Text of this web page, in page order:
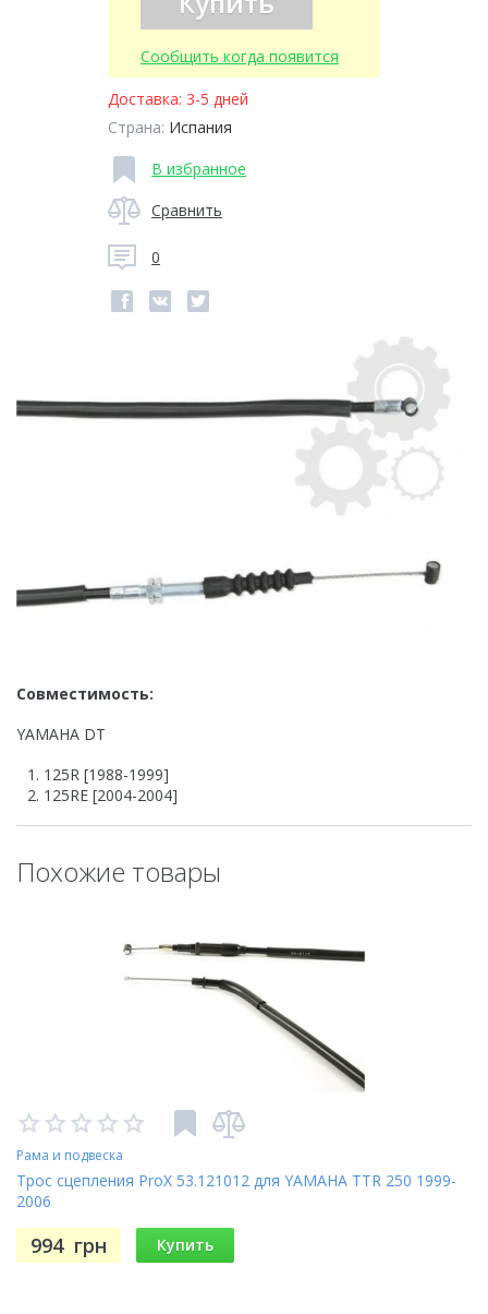
Сообщить когда появится
Доставка: 3-5 дней
Страна: Испания
В избранное
Сравнить
0
Совместимость:
YAMAHA DT
125R [1988-1999]
125RE [2004-2004]
Похожие товары
Рама и подвеска
Трос сцепления ProX 53.121012 для YAMAHA TTR 250 1999-
2006
994 грн Купить